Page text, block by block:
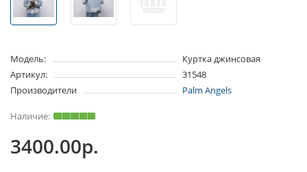
Модель:
Куртка джинсовая
Артикул:
31548
Производители
Palm Angels
3400.00р.